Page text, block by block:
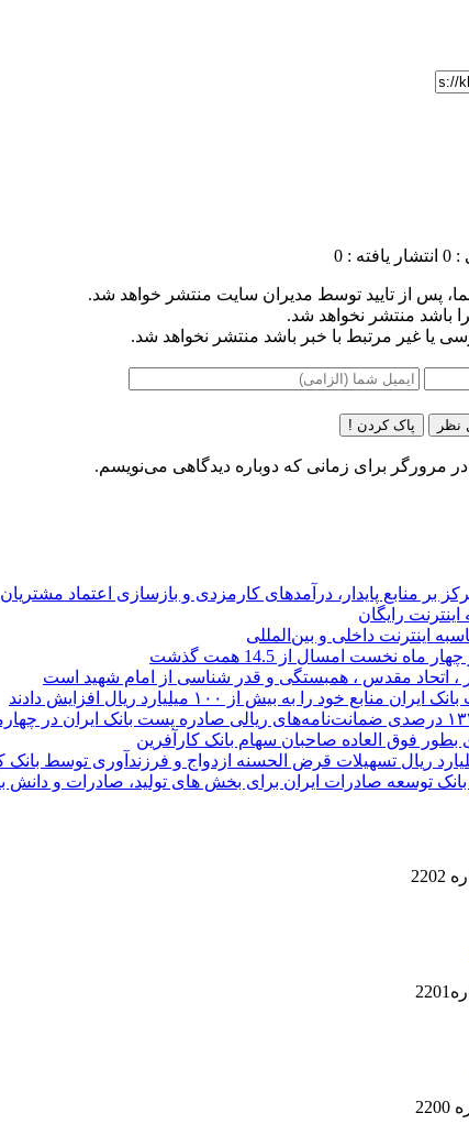
0 انتشار یافته : 0
پس از تایید توسط مدیران سایت منتشر خواهد شد.
باشد منتشر نخواهد شد.
یا غیر مرتبط با خبر باشد منتشر نخواهد شد.
نظر پاک کردن !
مرورگر برای زمانی که دوباره دیدگاهی می‌نویسم.
بر منابع پایدار، درآمدهای کارمزدی و بازسازی اعتماد مشتریان
رایگان
اینترنت داخلی و بین‌المللی
نخست امسال از 14.5 همت گذشت
، اتحاد مقدس ، همبستگی و قدر شناسی از امام شهید است
فوق العاده صاحبان سهام بانک کارآفرین